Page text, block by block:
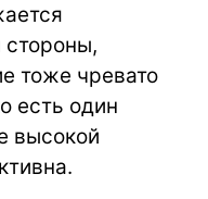
стороны,
тоже чревато
есть один
высокой